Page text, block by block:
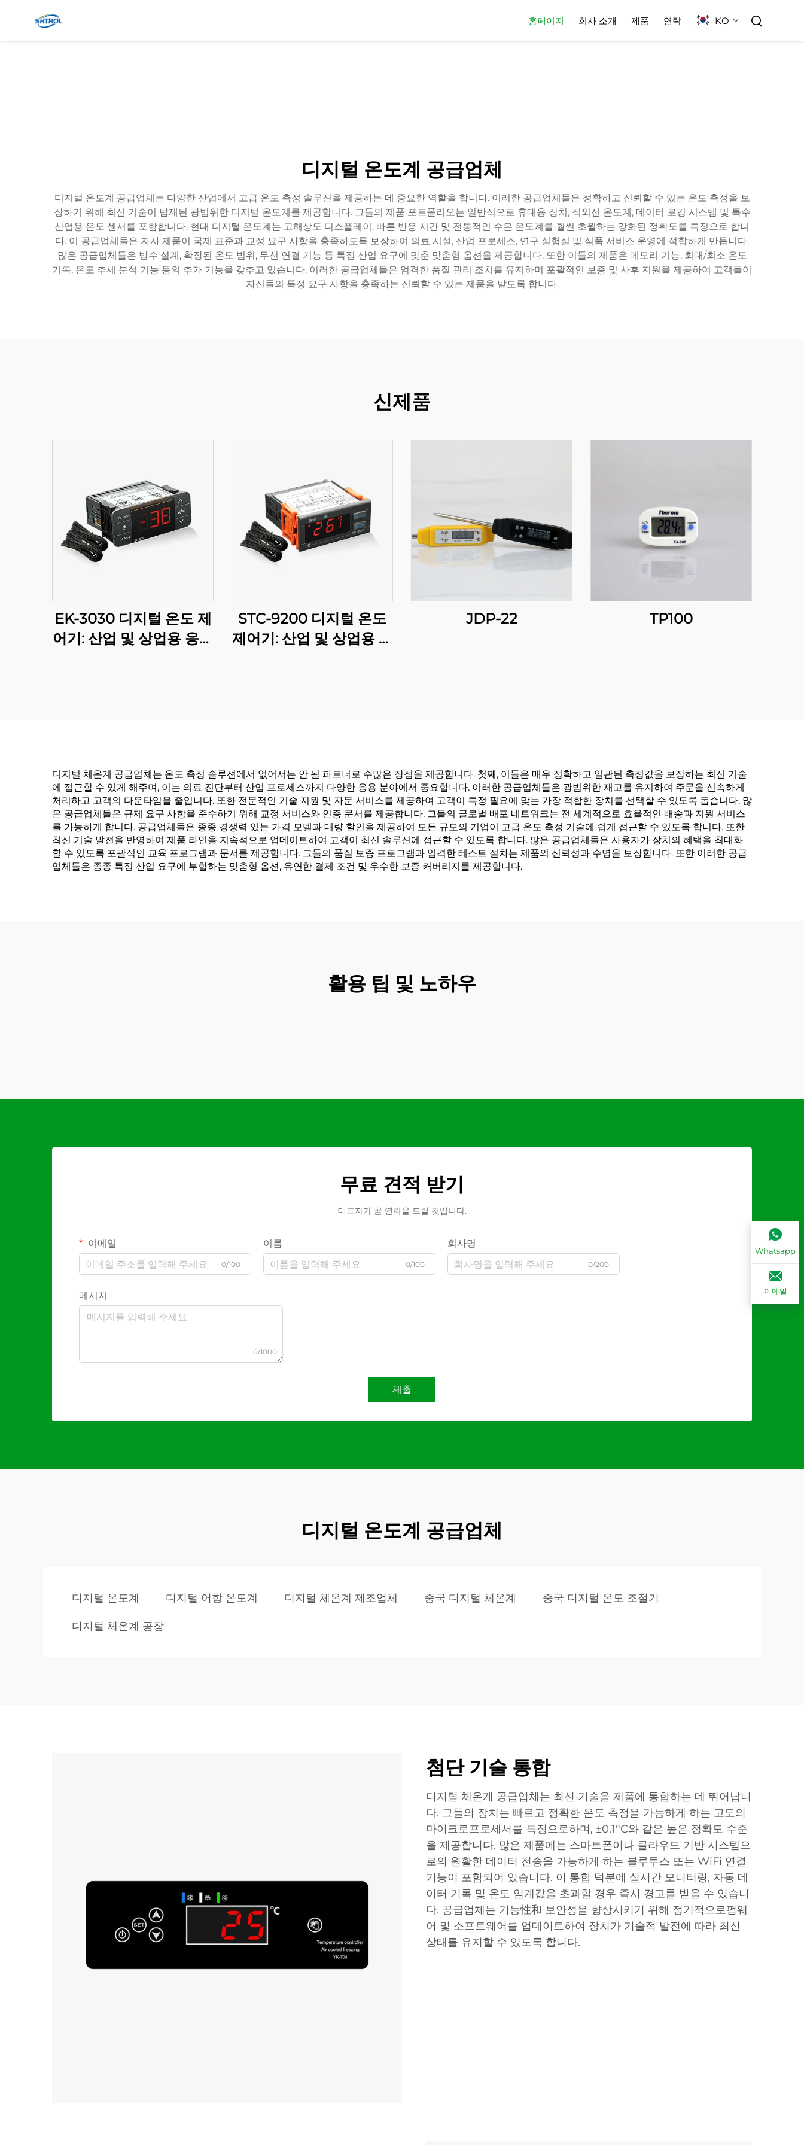
홈페이지 회사 소개 제품 연락 KO
디지털 온도계 공급업체
디지털 온도계 공급업체는 다양한 산업에서 고급 온도 측정 솔루션을 제공하는 데 중요한 역할을 합니다. 이러한 공급업체들은 정확하고 신뢰할 수 있는 온도 측정을 보
장하기 위해 최신 기술이 탑재된 광범위한 디지털 온도계를 제공합니다. 그들의 제품 포트폴리오는 일반적으로 휴대용 장치, 적외선 온도계, 데이터 로깅 시스템 및 특수
산업용 온도 센서를 포함합니다. 현대 디지털 온도계는 고해상도 디스플레이, 빠른 반응 시간 및 전통적인 수은 온도계를 훨씬 초월하는 강화된 정확도를 특징으로 합니
다. 이 공급업체들은 자사 제품이 국제 표준과 교정 요구 사항을 충족하도록 보장하여 의료 시설, 산업 프로세스, 연구 실험실 및 식품 서비스 운영에 적합하게 만듭니다.
많은 공급업체들은 방수 설계, 확장된 온도 범위, 무선 연결 기능 등 특정 산업 요구에 맞춘 맞춤형 옵션을 제공합니다. 또한 이들의 제품은 메모리 기능, 최대/최소 온도
기록, 온도 추세 분석 기능 등의 추가 기능을 갖추고 있습니다. 이러한 공급업체들은 엄격한 품질 관리 조치를 유지하며 포괄적인 보증 및 사후 지원을 제공하여 고객들이
자신들의 특정 요구 사항을 충족하는 신뢰할 수 있는 제품을 받도록 합니다.
신제품
EK-3030 디지털 온도 제
어기: 산업 및 상업용 응용
STC-9200 디지털 온도
제어기: 산업 및 상업용 애
JDP-22 TP100
디지털 체온계 공급업체는 온도 측정 솔루션에서 없어서는 안 될 파트너로 수많은 장점을 제공합니다. 첫째, 이들은 매우 정확하고 일관된 측정값을 보장하는 최신 기술
에 접근할 수 있게 해주며, 이는 의료 진단부터 산업 프로세스까지 다양한 응용 분야에서 중요합니다. 이러한 공급업체들은 광범위한 재고를 유지하여 주문을 신속하게
처리하고 고객의 다운타임을 줄입니다. 또한 전문적인 기술 지원 및 자문 서비스를 제공하여 고객이 특정 필요에 맞는 가장 적합한 장치를 선택할 수 있도록 돕습니다. 많
은 공급업체들은 규제 요구 사항을 준수하기 위해 교정 서비스와 인증 문서를 제공합니다. 그들의 글로벌 배포 네트워크는 전 세계적으로 효율적인 배송과 지원 서비스
를 가능하게 합니다. 공급업체들은 종종 경쟁력 있는 가격 모델과 대량 할인을 제공하여 모든 규모의 기업이 고급 온도 측정 기술에 쉽게 접근할 수 있도록 합니다. 또한
최신 기술 발전을 반영하여 제품 라인을 지속적으로 업데이트하여 고객이 최신 솔루션에 접근할 수 있도록 합니다. 많은 공급업체들은 사용자가 장치의 혜택을 최대화
할 수 있도록 포괄적인 교육 프로그램과 문서를 제공합니다. 그들의 품질 보증 프로그램과 엄격한 테스트 절차는 제품의 신뢰성과 수명을 보장합니다. 또한 이러한 공급
업체들은 종종 특정 산업 요구에 부합하는 맞춤형 옵션, 유연한 결제 조건 및 우수한 보증 커버리지를 제공합니다.
활용 팁 및 노하우
무료 견적 받기
대표자가 곧 연락을 드릴 것입니다.
이메일
0/100
이름
0/100
회사명
0/200
메시지
0/1000
제출
디지털 온도계 공급업체
디지털 온도계 디지털 어항 온도계 디지털 체온계 제조업체 중국 디지털 체온계 중국 디지털 온도 조절기
디지털 체온계 공장
첨단 기술 통합
디지털 체온계 공급업체는 최신 기술을 제품에 통합하는 데 뛰어납니
다. 그들의 장치는 빠르고 정확한 온도 측정을 가능하게 하는 고도의
마이크로프로세서를 특징으로하며, ±0.1°C와 같은 높은 정확도 수준
을 제공합니다. 많은 제품에는 스마트폰이나 클라우드 기반 시스템으
로의 원활한 데이터 전송을 가능하게 하는 블루투스 또는 WiFi 연결
기능이 포함되어 있습니다. 이 통합 덕분에 실시간 모니터링, 자동 데
이터 기록 및 온도 임계값을 초과할 경우 즉시 경고를 받을 수 있습니
다. 공급업체는 기능性和 보안성을 향상시키기 위해 정기적으로펌웨
어 및 소프트웨어를 업데이트하여 장치가 기술적 발전에 따라 최신
상태를 유지할 수 있도록 합니다.
Whatsapp
이메일